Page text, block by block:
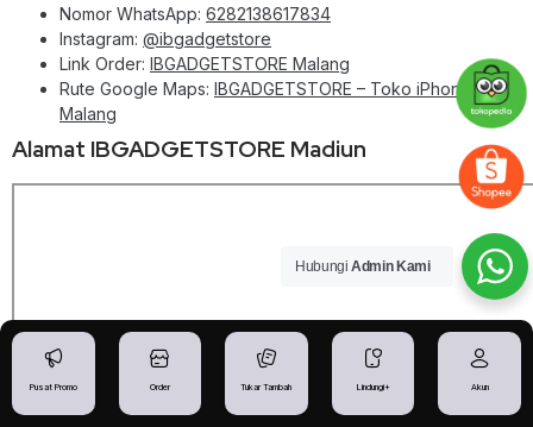
Nomor WhatsApp: 6282138617834
Instagram: @ibgadgetstore
Link Order: IBGADGETSTORE Malang
Rute Google Maps: IBGADGETSTORE – Toko iPhone
Malang
Alamat IBGADGETSTORE Madiun
Pusat Promo Order Tukar Tambah Lindungi+ Akun
Hubungi Admin Kami